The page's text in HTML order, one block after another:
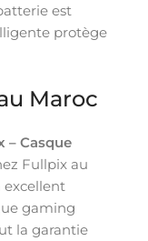
est
protège
Maroc
– Casque
Fullpix au
excellent
gaming
la garantie